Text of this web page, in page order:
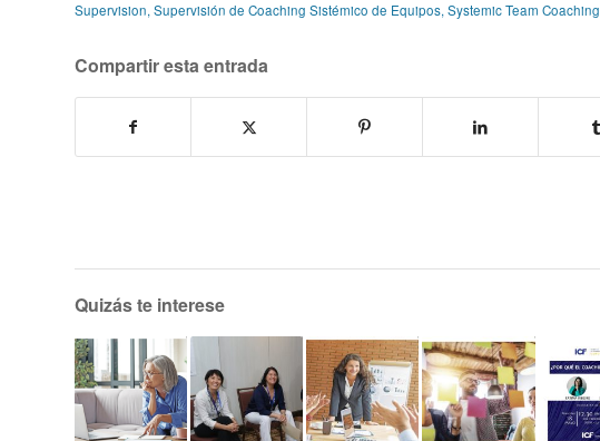
Supervision,Supervisión de Coaching Sistémico de Equipos,Systemic Team Coaching
Compartir esta entrada
Quizás te interese